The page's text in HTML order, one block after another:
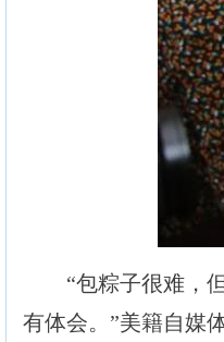
“包粽子很难，但
有体会。”美籍自媒